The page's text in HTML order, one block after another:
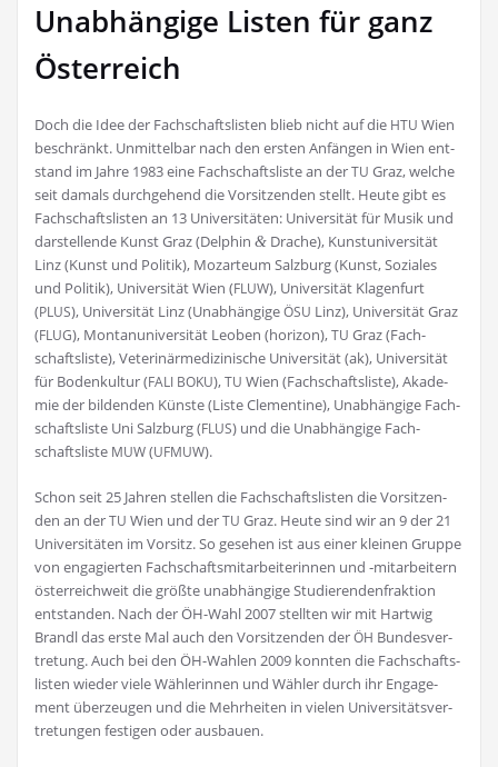
Unabhängige Listen für ganz
Österreich
Doch die Idee der Fach­schafts­lis­ten blieb nicht auf die HTU Wien
beschränkt. Unmit­tel­bar nach den ers­ten Anfän­gen in Wien ent­
stand im Jah­re 1983 eine Fach­schafts­lis­te an derTU Graz, wel­che
seit damals durch­ge­hend die Vor­sit­zen­den stellt. Heu­te gibt es
Fach­schafts­lis­ten an 13 Uni­ver­si­tä­ten: Uni­ver­si­tät für Musik und
dar­stel­len­de Kunst Graz (Del­phin & Dra­che), Kunst­uni­ver­si­tät
Linz (Kunst und Poli­tik), Mozar­te­um Salz­burg (Kunst, Sozia­les
und Poli­tik), Uni­ver­si­tät Wien (FLUW), Uni­ver­si­tät Kla­gen­furt
(PLUS), Uni­ver­si­tät Linz (Unab­hän­gi­geÖSU Linz), Uni­ver­si­tät Graz
(FLUG), Mon­tan­uni­ver­si­tät Leo­ben (hori­zon),TU Graz (Fach­
schafts­lis­te), Vete­ri­när­me­di­zi­ni­sche Uni­ver­si­tät (ak), Uni­ver­si­tät
für Boden­kul­tur (FALI BOKU),TU Wien (Fach­schafts­lis­te), Aka­de­
mie der bil­den­den Küns­te (Lis­te Cle­men­ti­ne), Unab­hän­gi­ge Fach­
schafts­lis­te Uni Salz­burg (FLUS) und die Unab­hän­gi­ge Fach­
schafts­lis­te MUW(UFMUW).
Schon seit 25 Jah­ren stel­len die Fach­schafts­lis­ten die Vor­sit­zen­
den an derTU Wien und derTU Graz. Heu­te sind wir an 9 der 21
Uni­ver­si­tä­ten im Vor­sitz. So gese­hen ist aus einer klei­nen Grup­pe
von enga­gier­ten Fach­schafts­mit­ar­bei­te­rin­nen und ‑mit­ar­bei­tern
öster­reich­weit die größ­te unab­hän­gi­ge Stu­die­ren­den­frak­ti­on
ent­stan­den. Nach der ÖH-Wahl 2007 stell­ten wir mit Hart­wig
Brandl das ers­te Mal auch den Vor­sit­zen­den derÖH Bun­des­ver­
tre­tung. Auch bei den ÖH-Wah­len 2009 konn­ten die Fach­schafts­
lis­ten wie­der vie­le Wäh­le­rin­nen und Wäh­ler durch ihr Enga­ge­
ment über­zeu­gen und die Mehr­hei­ten in vie­len Uni­ver­si­täts­ver­
tre­tun­gen fes­ti­gen oder ausbauen.